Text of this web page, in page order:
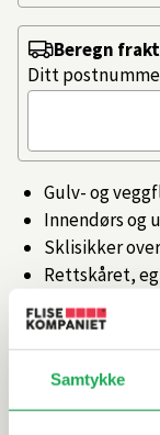
Samtykke
Gulv- og
Innendørs og
Sklisikker
Rettskåret,
Tilgjengelig i
Artikkelnr.
Beregn
Ditt